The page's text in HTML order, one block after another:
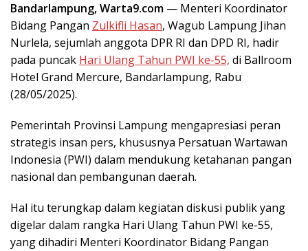
Bandarlampung, Warta9.com — Menteri Koordinator
Bidang Pangan Zulkifli Hasan, Wagub Lampung Jihan
Nurlela, sejumlah anggota DPR RI dan DPD RI, hadir
pada puncak Hari Ulang Tahun PWI ke-55, di Ballroom
Hotel Grand Mercure, Bandarlampung, Rabu
(28/05/2025).
Pemerintah Provinsi Lampung mengapresiasi peran
strategis insan pers, khususnya Persatuan Wartawan
Indonesia (PWI) dalam mendukung ketahanan pangan
nasional dan pembangunan daerah.
Hal itu terungkap dalam kegiatan diskusi publik yang
digelar dalam rangka Hari Ulang Tahun PWI ke-55,
yang dihadiri Menteri Koordinator Bidang Pangan